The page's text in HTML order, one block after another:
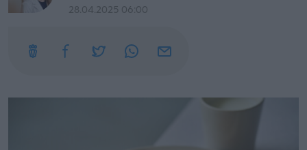
28.04.2025 06:00